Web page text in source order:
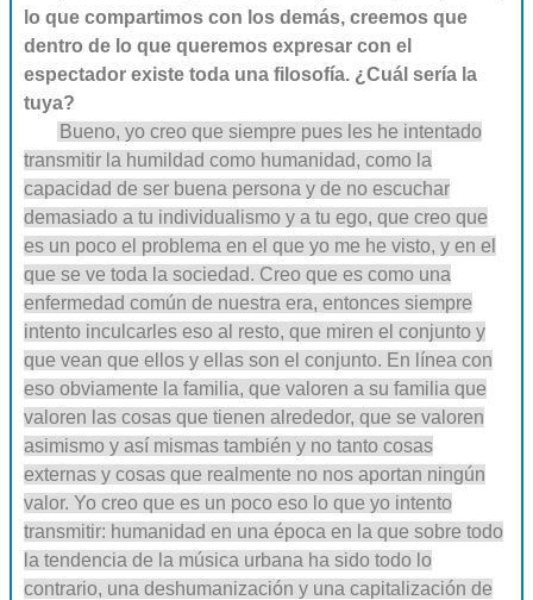
lo que compartimos con los demás, creemos que
dentro de lo que queremos expresar con el
espectador existe toda una filosofía. ¿Cuál sería la
tuya?
Bueno, yo creo que siempre pues les he intentado
transmitir la humildad como humanidad, como la
capacidad de ser buena persona y de no escuchar
demasiado a tu individualismo y a tu ego, que creo que
es un poco el problema en el que yo me he visto, y en el
que se ve toda la sociedad. Creo que es como una
enfermedad común de nuestra era, entonces siempre
intento inculcarles eso al resto, que miren el conjunto y
que vean que ellos y ellas son el conjunto. En línea con
eso obviamente la familia, que valoren a su familia que
valoren las cosas que tienen alrededor, que se valoren
asimismo y así mismas también y no tanto cosas
externas y cosas que realmente no nos aportan ningún
valor. Yo creo que es un poco eso lo que yo intento
transmitir: humanidad en una época en la que sobre todo
la tendencia de la música urbana ha sido todo lo
contrario, una deshumanización y una capitalización de